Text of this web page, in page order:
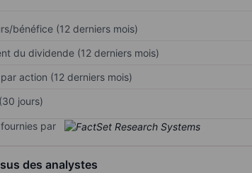
bénéfice (12 derniers mois)
du dividende (12 derniers mois)
action (12 derniers mois)
jours)
par
des analystes